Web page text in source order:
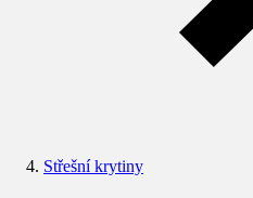
Střešní krytiny